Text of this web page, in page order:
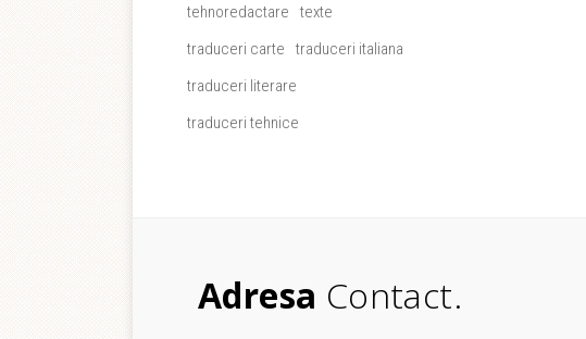
tehnoredactare
texte
traduceri carte
traduceri italiana
traduceri literare
traduceri tehnice
Adresa Contact.